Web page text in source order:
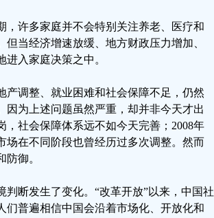
许多家庭并不会特别关注养老、医疗和
当经济增速放缓、地方财政压力增加、
入家庭决策之中。
调整、就业困难和社会保障不足，仍然
为上述问题虽然严重，却并非今天才出
社会保障体系远不如今天完善；2008年
场在不同阶段也曾经历过多次调整。然而
御。
断发生了变化。“改革开放”以来，中国社
普遍相信中国会沿着市场化、开放化和